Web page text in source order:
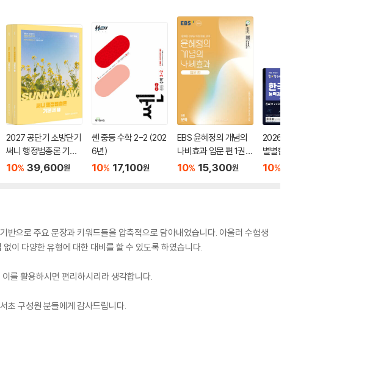
2027 공단기 소방단기
써니 행정법총론 기본
서
10% 39,600원
쎈 중등 수학 2-2 (202
6년)
10% 17,100원
EBS 윤혜정의 개념의
나비효과 입문 편 1권
문학 (2026년용)
10% 15,300원
2026 큰별쌤 최태성의
별별한국사 한국사능
력검정시험 심화(1,2,3
10%
반으로 주요 문장과 키워드들을 압축적으로 담아내었습니다. 아울러 수험생
이 다양한 유형에 대한 대비를 할 수 있도록 하였습니다.
를 활용하시면 편리하시리라 생각합니다.
초 구성원 분들에게 감사드립니다.